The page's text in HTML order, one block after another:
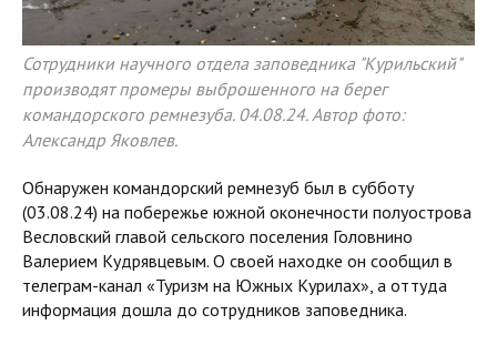
Сотрудники научного отдела заповедника "Курильский"
производят промеры выброшенного на берег
командорского ремнезуба. 04.08.24. Автор фото:
Александр Яковлев.
Обнаружен командорский ремнезуб был в субботу
(03.08.24) на побережье южной оконечности полуострова
Весловский главой сельского поселения Головнино
Валерием Кудрявцевым. О своей находке он сообщил в
телеграм-канал «Туризм на Южных Курилах», а оттуда
информация дошла до сотрудников заповедника.